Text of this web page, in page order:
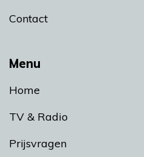
Menu
Home
TV & Radio
Prijsvragen
Contact